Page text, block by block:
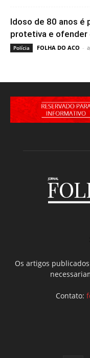
Idoso de 80 anos é
protetiva e ofender
Polícia FOLHA DO ACO -
Os artigos
Contato: